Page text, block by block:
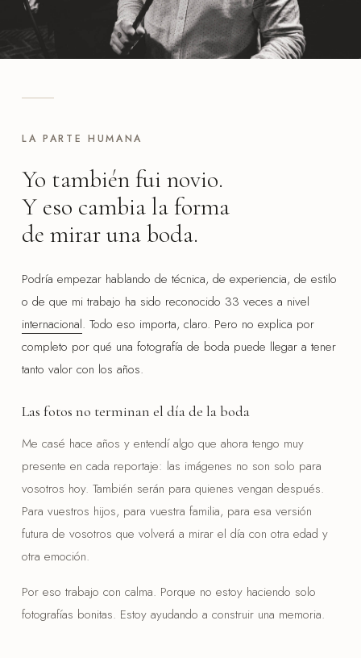
LA PARTE HUMANA
Yo también fui novio.
Y eso cambia la forma
de mirar una boda.
Podría empezar hablando de técnica, de experiencia, de estilo
o de que mi trabajo ha sido reconocido 33 veces a nivel
internacional. Todo eso importa, claro. Pero no explica por
completo por qué una fotografía de boda puede llegar a tener
tanto valor con los años.
Las fotos no terminan el día de la boda
Me casé hace años y entendí algo que ahora tengo muy
presente en cada reportaje: las imágenes no son solo para
vosotros hoy. También serán para quienes vengan después.
Para vuestros hijos, para vuestra familia, para esa versión
futura de vosotros que volverá a mirar el día con otra edad y
otra emoción.
Por eso trabajo con calma. Porque no estoy haciendo solo
fotografías bonitas. Estoy ayudando a construir una memoria.